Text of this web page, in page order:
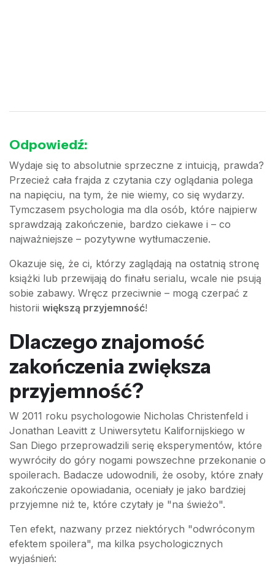
Odpowiedź:
Wydaje się to absolutnie sprzeczne z intuicją, prawda?
Przecież cała frajda z czytania czy oglądania polega
na napięciu, na tym, że nie wiemy, co się wydarzy.
Tymczasem psychologia ma dla osób, które najpierw
sprawdzają zakończenie, bardzo ciekawe i – co
najważniejsze – pozytywne wytłumaczenie.
Okazuje się, że ci, którzy zaglądają na ostatnią stronę
książki lub przewijają do finału serialu, wcale nie psują
sobie zabawy. Wręcz przeciwnie – mogą czerpać z
historii większą przyjemność!
Dlaczego znajomość
zakończenia zwiększa
przyjemność?
W 2011 roku psychologowie Nicholas Christenfeld i
Jonathan Leavitt z Uniwersytetu Kalifornijskiego w
San Diego przeprowadzili serię eksperymentów, które
wywróciły do góry nogami powszechne przekonanie o
spoilerach. Badacze udowodnili, że osoby, które znały
zakończenie opowiadania, oceniały je jako bardziej
przyjemne niż te, które czytały je "na świeżo".
Ten efekt, nazwany przez niektórych "odwróconym
efektem spoilera", ma kilka psychologicznych
wyjaśnień: